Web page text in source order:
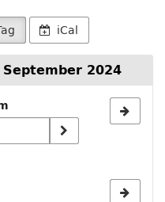
iCal
2024